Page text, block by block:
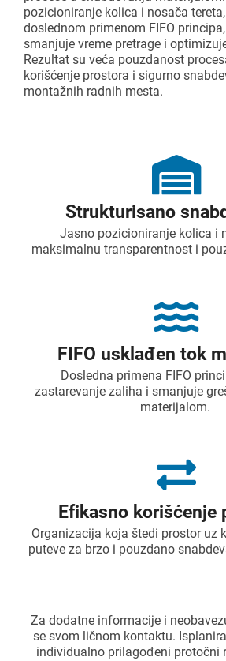
pozicioniranje kolica i nosača
doslednom primenom FIFO
smanjuje vreme pretrage i
Rezultat su veća pouzdanost
korišćenje prostora i sigurno
montažnih radnih mesta.
Strukturisano
Jasno pozicioniranje kolica i
maksimalnu transparentnost i
FIFO usklađen tok
Dosledna primena FIFO
zastarevanje zaliha i smanjuje
materijalom.
Efikasno korišćenje
Organizacija koja štedi prostor uz
puteve za brzo i pouzdano
Za dodatne informacije i
se svom ličnom kontaktu.
individualno prilagođeni protočni